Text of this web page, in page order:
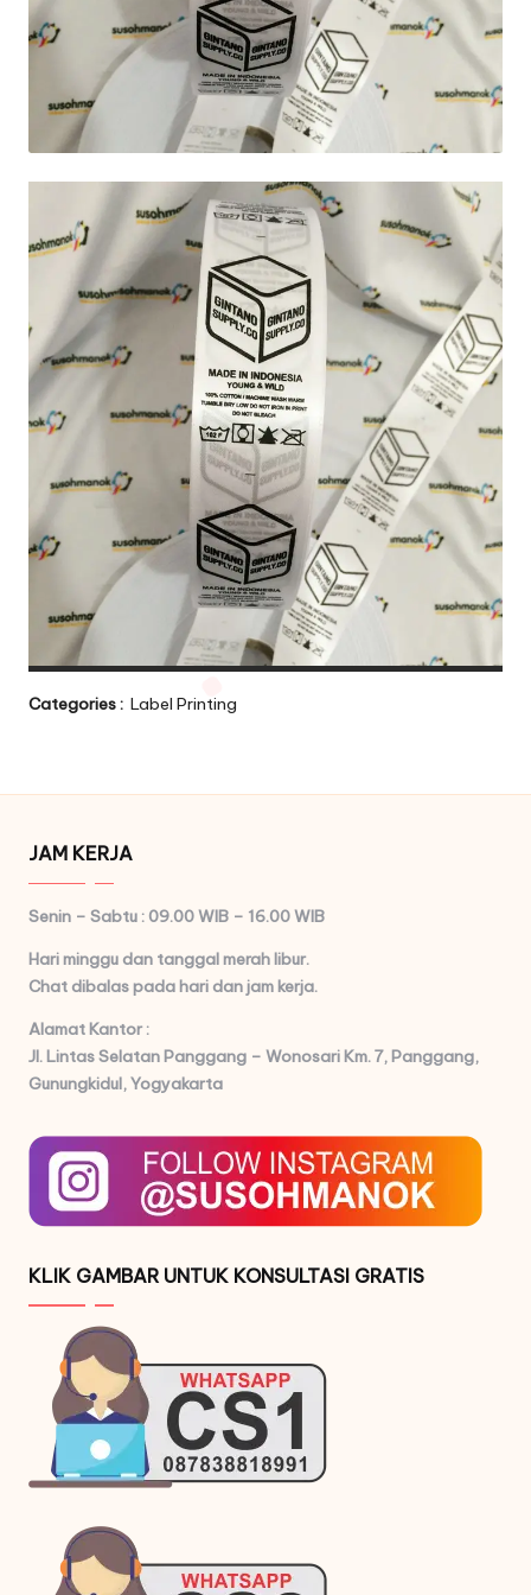
Categories : Label Printing
JAM KERJA
Senin – Sabtu : 09.00 WIB – 16.00 WIB
Hari minggu dan tanggal merah libur.
Chat dibalas pada hari dan jam kerja.
Alamat Kantor :
Jl. Lintas Selatan Panggang – Wonosari Km. 7,Panggang,
Gunungkidul, Yogyakarta
KLIK GAMBAR UNTUK KONSULTASI GRATIS